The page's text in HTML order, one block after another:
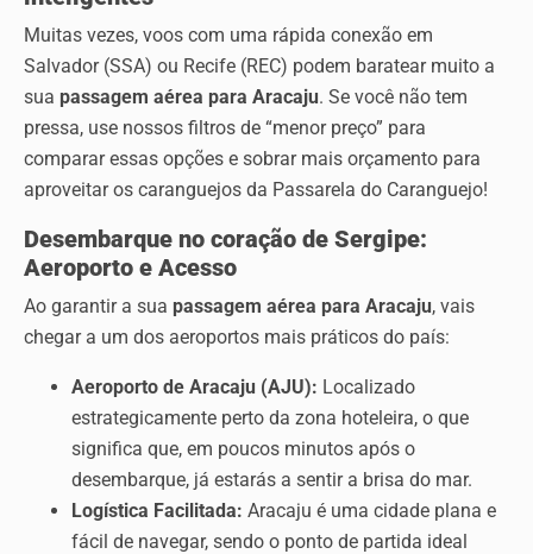
Muitas vezes, voos com uma rápida conexão em
Salvador (SSA) ou Recife (REC) podem baratear muito a
sua passagem aérea para Aracaju. Se você não tem
pressa, use nossos filtros de “menor preço” para
comparar essas opções e sobrar mais orçamento para
aproveitar os caranguejos da Passarela do Caranguejo!
Desembarque no coração de Sergipe:
Aeroporto e Acesso
Ao garantir a sua passagem aérea para Aracaju, vais
chegar a um dos aeroportos mais práticos do país:
Aeroporto de Aracaju (AJU): Localizado
estrategicamente perto da zona hoteleira, o que
significa que, em poucos minutos após o
desembarque, já estarás a sentir a brisa do mar.
Logística Facilitada: Aracaju é uma cidade plana e
fácil de navegar, sendo o ponto de partida ideal